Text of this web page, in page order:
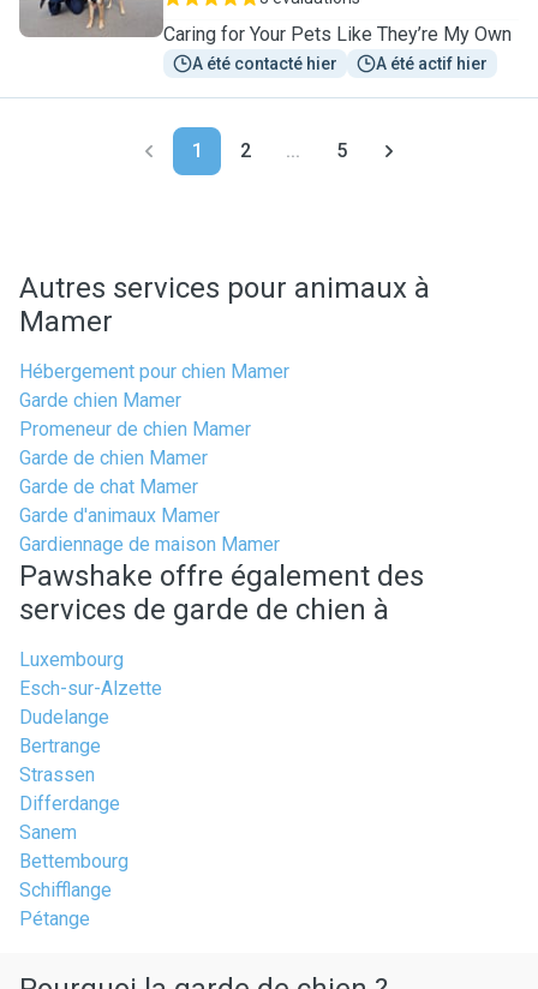
Caring for Your Pets Like They’re My Own
A été contacté hier A été actif hier
1 2 ... 5
Autres services pour animaux à
Mamer
Hébergement pour chien Mamer
Garde chien Mamer
Promeneur de chien Mamer
Garde de chien Mamer
Garde de chat Mamer
Garde d'animaux Mamer
Gardiennage de maison Mamer
Pawshake offre également des
services de garde de chien à
Luxembourg
Esch-sur-Alzette
Dudelange
Bertrange
Strassen
Differdange
Sanem
Bettembourg
Schifflange
Pétange